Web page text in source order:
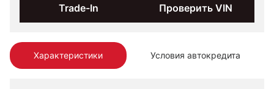
Характеристики Условия автокредита
Trade-In Проверить VIN